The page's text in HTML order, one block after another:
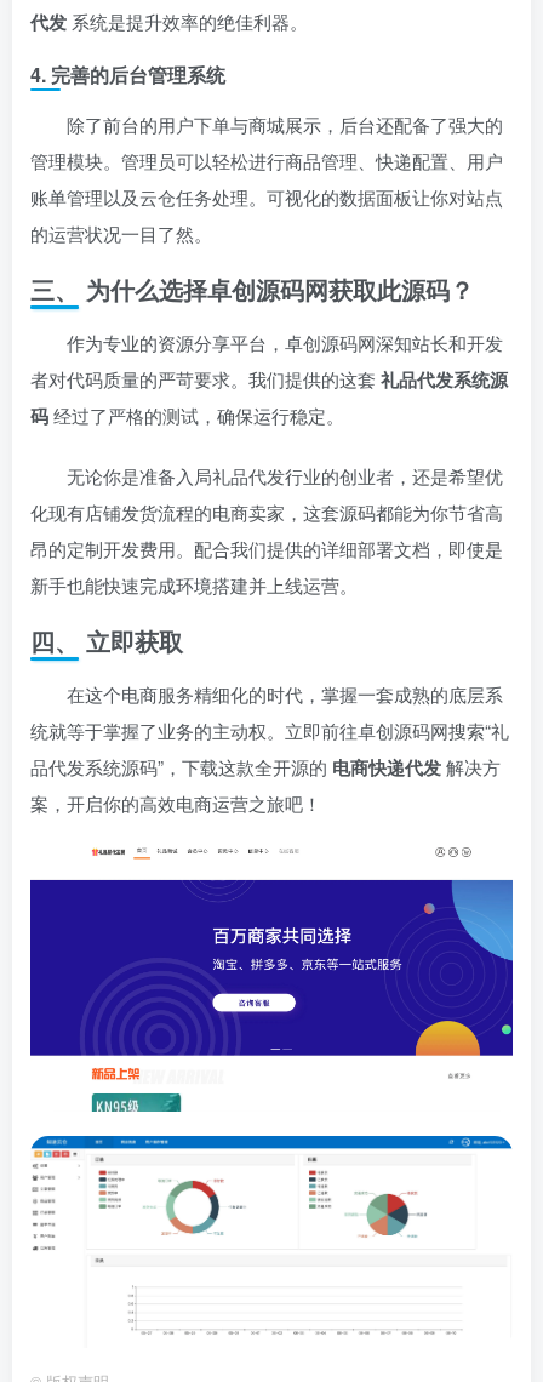
代发 系统是提升效率的绝佳利器。
4. 完善的后台管理系统
除了前台的用户下单与商城展示，后台还配备了强大的
管理模块。管理员可以轻松进行商品管理、快递配置、用户
账单管理以及云仓任务处理。可视化的数据面板让你对站点
的运营状况一目了然。
三、 为什么选择卓创源码网获取此源码？
作为专业的资源分享平台，卓创源码网深知站长和开发
者对代码质量的严苛要求。我们提供的这套 礼品代发系统源
码经过了严格的测试，确保运行稳定。
无论你是准备入局礼品代发行业的创业者，还是希望优
化现有店铺发货流程的电商卖家，这套源码都能为你节省高
昂的定制开发费用。配合我们提供的详细部署文档，即使是
新手也能快速完成环境搭建并上线运营。
四、 立即获取
在这个电商服务精细化的时代，掌握一套成熟的底层系
统就等于掌握了业务的主动权。立即前往卓创源码网搜索“礼
品代发系统源码”，下载这款全开源的 电商快递代发解决方
案，开启你的高效电商运营之旅吧！